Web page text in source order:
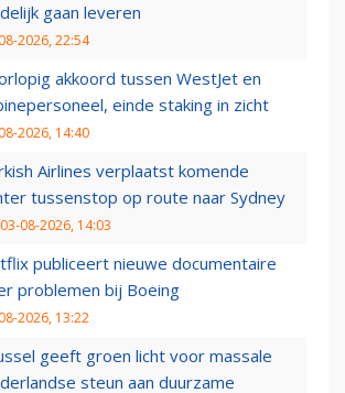
gaan leveren
2026, 22:54
akkoord tussen WestJet en
einde staking in zicht
2026, 14:40
Airlines verplaatst komende
tussenstop op route naar Sydney
03-08-2026, 14:03
publiceert nieuwe documentaire
problemen bij Boeing
2026, 13:22
geeft groen licht voor massale
steun aan duurzame